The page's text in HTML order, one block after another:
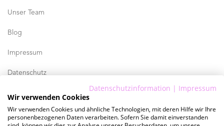
Unser Team
Blog
Impressum
Datenschutz
Lust auf spannende Insights zu hellomonday?
Datenschutzinformation | Impressum
Wir verwenden Cookies
Wir verwenden Cookies und ähnliche Technologien, mit deren Hilfe wir Ihre
personenbezogenen Daten verarbeiten. Sofern Sie damit einverstanden